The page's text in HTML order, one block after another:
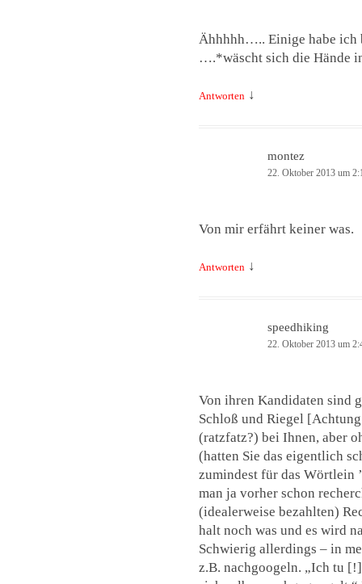
Ähhhhh….. Einige habe ich
….*wäscht sich die Hände
Antworten ↓
montez
22. Oktober 2013 um
Von mir erfährt keiner was.
Antworten ↓
speedhiking
22. Oktober 2013 um
Von ihren Kandidaten sind
Schloß und Riegel
(ratzfatz?) bei Ihnen, aber
(hatten Sie das eigentlich
zumindest für das Wörtlein
man ja vorher schon
(idealerweise bezahlten)
halt noch was und es wird
Schwierig allerdings – in
z.B. nachgoogeln. „Ich tu